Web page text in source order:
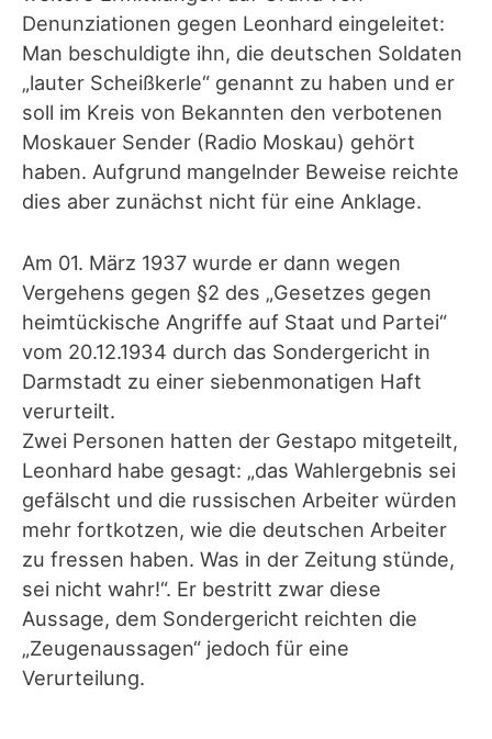
Denunziationen gegen Leonhard eingeleitet:
Man beschuldigte ihn, die deutschen Soldaten
„lauter Scheißkerle“ genannt zu haben und er
soll im Kreis von Bekannten den verbotenen
Moskauer Sender (Radio Moskau) gehört
haben. Aufgrund mangelnder Beweise reichte
dies aber zunächst nicht für eine Anklage.
Am 01. März 1937 wurde er dann wegen
Vergehens gegen §2 des „Gesetzes gegen
heimtückische Angriffe auf Staat und Partei“
vom 20.12.1934 durch das Sondergericht in
Darmstadt zu einer siebenmonatigen Haft
verurteilt.
Zwei Personen hatten der Gestapo mitgeteilt,
Leonhard habe gesagt: „das Wahlergebnis sei
gefälscht und die russischen Arbeiter würden
mehr fortkotzen, wie die deutschen Arbeiter
zu fressen haben. Was in der Zeitung stünde,
sei nicht wahr!“. Er bestritt zwar diese
Aussage, dem Sondergericht reichten die
„Zeugenaussagen“ jedoch für eine
Verurteilung.